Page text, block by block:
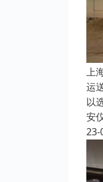
上
运
以
安
23-